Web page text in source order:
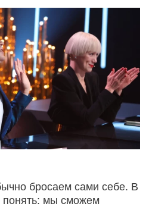
бросаем сами себе. В
понять: мы сможем